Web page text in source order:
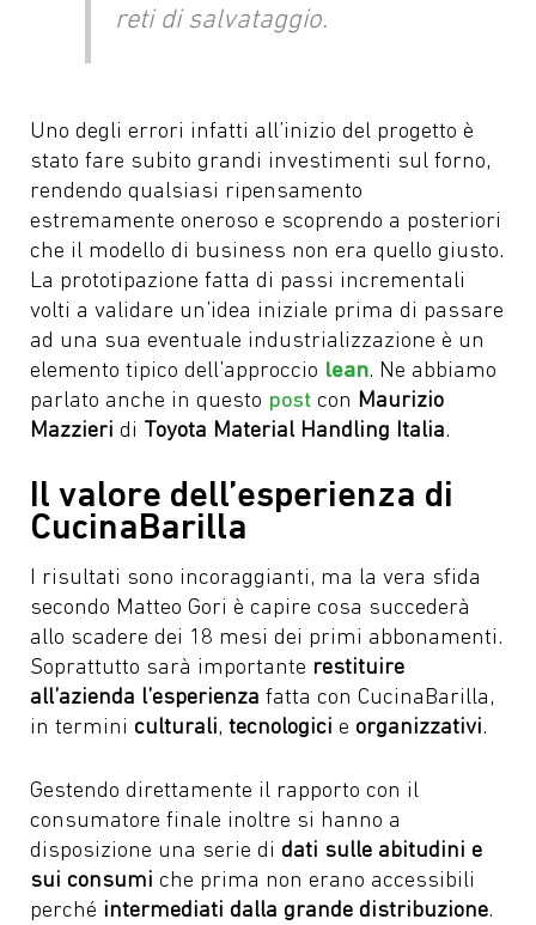
reti di salvataggio.
Uno degli errori infatti all’inizio del progetto è
stato fare subito grandi investimenti sul forno,
rendendo qualsiasi ripensamento
estremamente oneroso e scoprendo a posteriori
che il modello di business non era quello giusto.
La prototipazione fatta di passi incrementali
volti a validare un’idea iniziale prima di passare
ad una sua eventuale industrializzazione è un
elemento tipico dell’approccio lean. Ne abbiamo
parlato anche in questo post con Maurizio
Mazzieri di Toyota Material Handling Italia.
Il valore dell’esperienza di
CucinaBarilla
I risultati sono incoraggianti, ma la vera sfida
secondo Matteo Gori è capire cosa succederà
allo scadere dei 18 mesi dei primi abbonamenti.
Soprattutto sarà importante restituire
all’azienda l’esperienza fatta con CucinaBarilla,
in termini culturali, tecnologici e organizzativi.
Gestendo direttamente il rapporto con il
consumatore finale inoltre si hanno a
disposizione una serie di dati sulle abitudini e
sui consumi che prima non erano accessibili
perché intermediati dalla grande distribuzione.